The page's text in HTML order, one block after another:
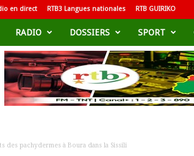
en direct RTB3 Langues nationales RTB GUIRIKO
RADIO DOSSIERS SPORT
des pachydermes à Boura dans la Sissili